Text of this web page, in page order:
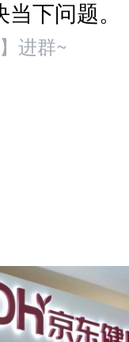
下问题。
进群~